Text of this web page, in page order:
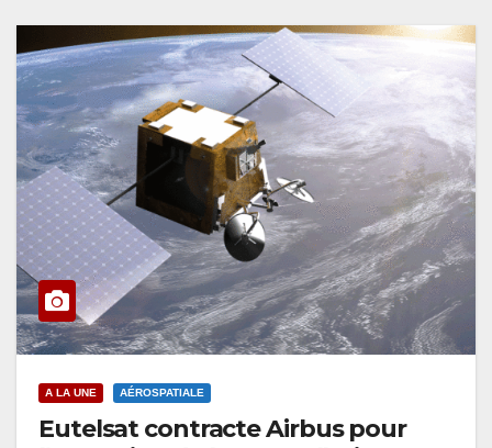
A LA UNE AÉROSPATIALE
Eutelsat contracte Airbus pour